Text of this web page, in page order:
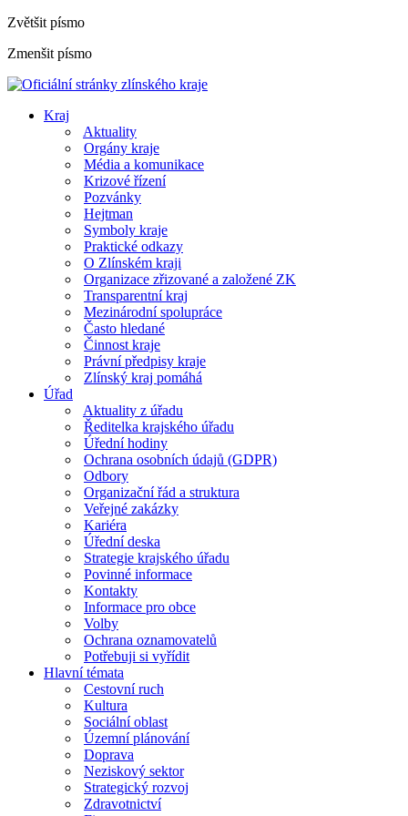
Zvětšit písmo
Zmenšit písmo
Kraj
Aktuality
Orgány kraje
Média a komunikace
Krizové řízení
Pozvánky
Hejtman
Symboly kraje
Praktické odkazy
O Zlínském kraji
Organizace zřizované a založené ZK
Transparentní kraj
Mezinárodní spolupráce
Často hledané
Činnost kraje
Právní předpisy kraje
Zlínský kraj pomáhá
Úřad
Aktuality z úřadu
Ředitelka krajského úřadu
Úřední hodiny
Ochrana osobních údajů (GDPR)
Odbory
Organizační řád a struktura
Veřejné zakázky
Kariéra
Úřední deska
Strategie krajského úřadu
Povinné informace
Kontakty
Informace pro obce
Volby
Ochrana oznamovatelů
Potřebuji si vyřídit
Hlavní témata
Cestovní ruch
Kultura
Sociální oblast
Územní plánování
Doprava
Neziskový sektor
Strategický rozvoj
Zdravotnictví